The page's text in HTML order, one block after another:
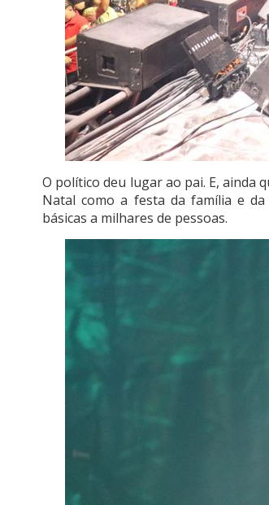
O político deu lugar ao pai. E, ainda
Natal como a festa da família e
básicas a milhares de pessoas.